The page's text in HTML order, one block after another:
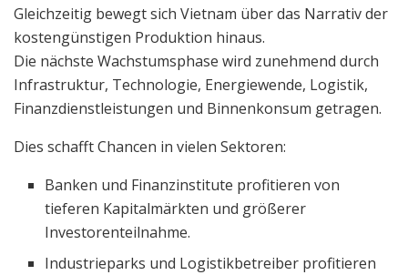
Gleichzeitig bewegt sich Vietnam über das Narrativ der
kostengünstigen Produktion hinaus.
Die nächste Wachstumsphase wird zunehmend durch
Infrastruktur, Technologie, Energiewende, Logistik,
Finanzdienstleistungen und Binnenkonsum getragen.
Dies schafft Chancen in vielen Sektoren:
Banken und Finanzinstitute profitieren von
tieferen Kapitalmärkten und größerer
Investorenteilnahme.
Industrieparks und Logistikbetreiber profitieren